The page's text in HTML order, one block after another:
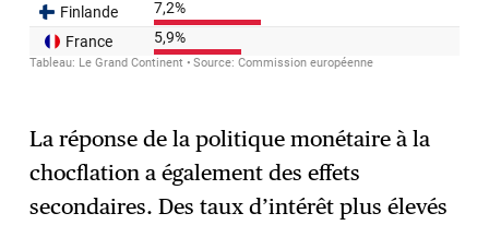
La réponse de la politique monétaire à la
chocflation a également des effets
secondaires. Des taux d’intérêt plus élevés